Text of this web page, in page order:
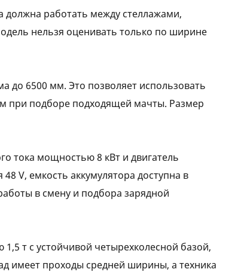
должна работать между стеллажами,
нельзя оценивать только по ширине
до 6500 мм. Это позволяет использовать
при подборе подходящей мачты. Размер
тока мощностью 8 кВт и двигатель
V, емкость аккумулятора доступна в
в смену и подбора зарядной
1,5 т с устойчивой четырехколесной базой,
имеет проходы средней ширины, а техника